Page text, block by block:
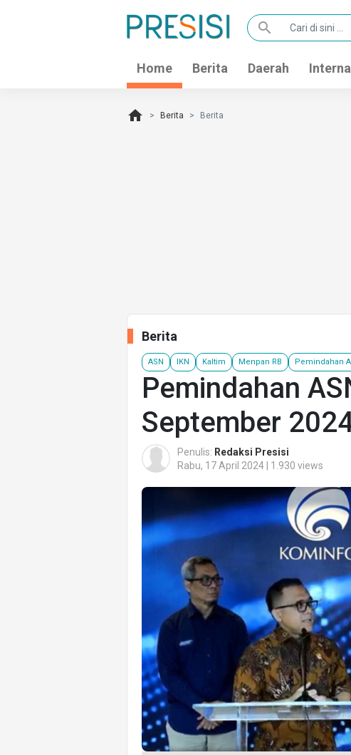
search
Home Berita Daerah
home Berita Berita
Berita
ASN IKN Kaltim Menpan RB Pemindahan
Pemindahan
September
Penulis: Redaksi Presisi
Rabu, 17 April 2024 | 1.930 views